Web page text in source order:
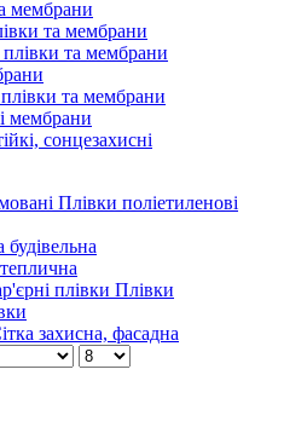
мембрани
та мембрани
плівки та мембрани
плівки та мембрани
мембрани
сонцезахисні
Плівки поліетиленові
будівельна
Плівки
захисна, фасадна